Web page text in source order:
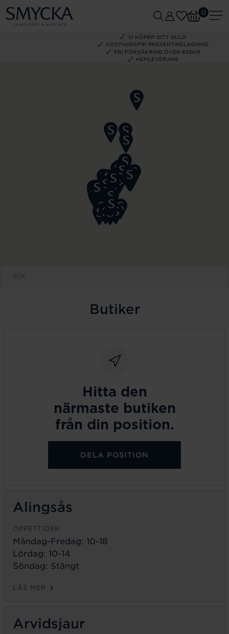
VI KÖPER DITT GULD
KOSTNADSFRI PRESENTINSLAGNING
FRI FÖRSÄKRING ÖVER 695KR
HEMLEVERANS
0
Butiker
Hitta den
närmaste butiken
från din position.
DELA POSITION
Alingsås
ÖPPETTIDER
Måndag-Fredag: 10-18
Lördag: 10-14
Söndag: Stängt
LÄS MER
Arvidsjaur